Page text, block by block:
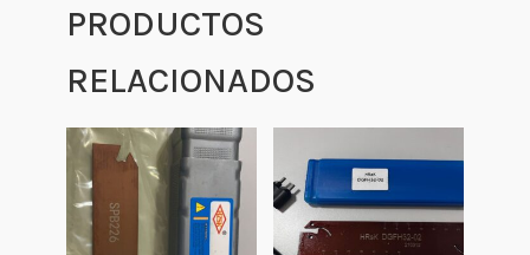
PRODUCTOS
RELACIONADOS